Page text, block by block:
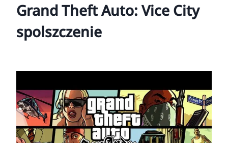
Grand Theft Auto: Vice City
spolszczenie